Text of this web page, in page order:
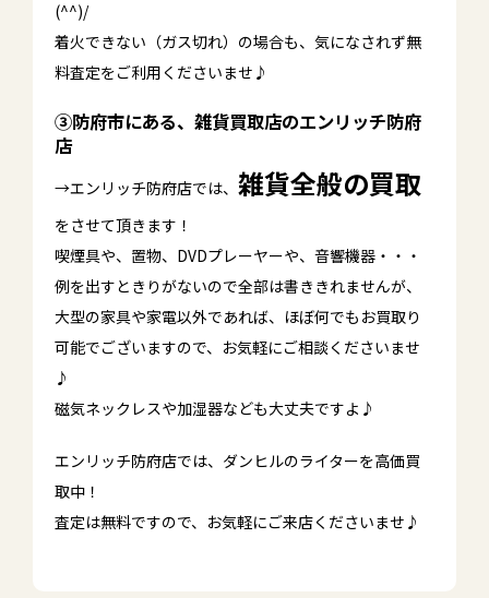
(^^)/
着火できない（ガス切れ）の場合も、気になされず無
料査定をご利用くださいませ♪
③防府市にある、雑貨買取店のエンリッチ防府
店
→エンリッチ防府店では、 雑貨全般の買取
をさせて頂きます！
喫煙具や、置物、DVDプレーヤーや、音響機器・・・
例を出すときりがないので全部は書ききれませんが、
大型の家具や家電以外であれば、ほぼ何でもお買取り
可能でございますので、お気軽にご相談くださいませ
♪
磁気ネックレスや加湿器なども大丈夫ですよ♪
エンリッチ防府店では、ダンヒルのライターを高価買
取中！
査定は無料ですので、お気軽にご来店くださいませ♪